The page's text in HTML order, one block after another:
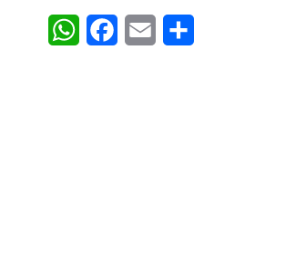
WhatsAppFacebook
Email